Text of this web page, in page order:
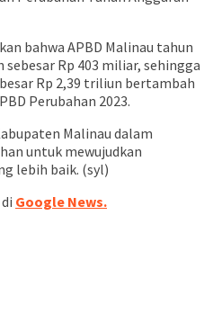
bahwa APBD Malinau tahun
Rp 403 miliar, sehingga
Rp 2,39 triliun bertambah
Perubahan 2023.
Malinau dalam
untuk mewujudkan
lebih baik. (syl)
Google News.